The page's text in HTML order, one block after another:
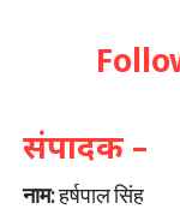
संपादक –
नाम:हर्षपाल सिंह